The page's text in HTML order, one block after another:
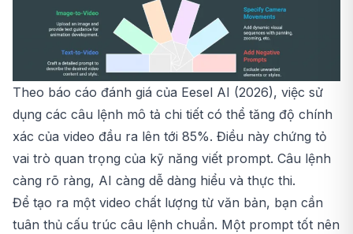
Theo báo cáo đánh giá của Eesel AI (2026), việc sử
dụng các câu lệnh mô tả chi tiết có thể tăng độ chính
xác của video đầu ra lên tới 85%. Điều này chứng tỏ
vai trò quan trọng của kỹ năng viết prompt. Câu lệnh
càng rõ ràng, AI càng dễ dàng hiểu và thực thi.
Để tạo ra một video chất lượng từ văn bản, bạn cần
tuân thủ cấu trúc câu lệnh chuẩn. Một prompt tốt nên